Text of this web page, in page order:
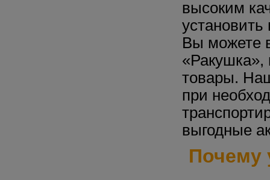
высоким
Вы можете
«Ракушка»,
товары.
при
выгодные
Почему